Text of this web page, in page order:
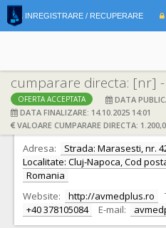
INREGISTRARE / RECUPERARE
cumparare directa: [nr] -
OFERTA ACCEPTATA
DATA
DATA FINALIZARE: 14.10.2025 14:01
VALOARE CUMPARARE DIRECTA:
DATE IDENTIFICARE OFERTANT
Ofertant: S.C. AVMED PLUS S.R.L.
Adresa:
Strada: Marasesti, nr.
Localitate: Cluj-Napoca, Cod
Romania
Website:
http://avmedplus.ro
+40 378105084
E-mail: